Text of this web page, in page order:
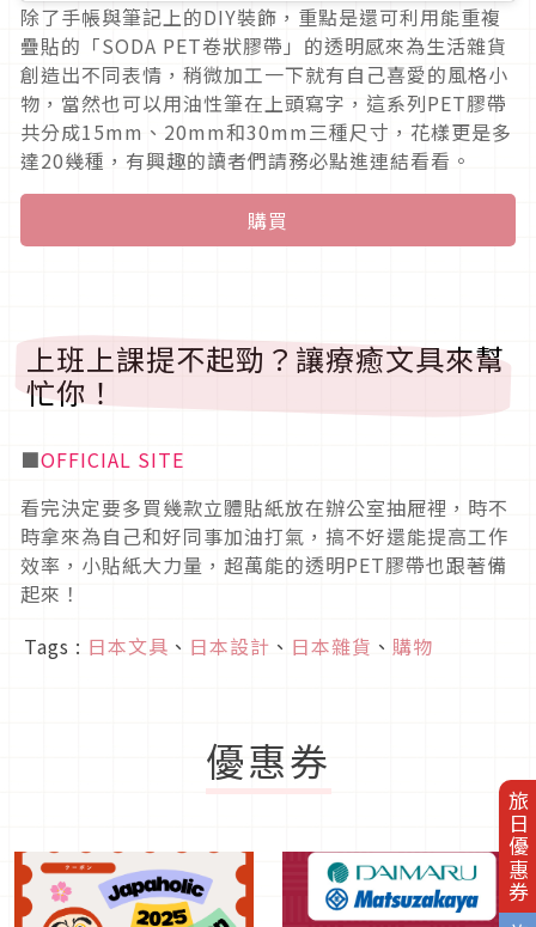
旅日優惠券
除了手帳與筆記上的DIY裝飾，重點是還可利用能重複
疊貼的「SODA PET卷狀膠帶」的透明感來為生活雜貨
創造出不同表情，稍微加工一下就有自己喜愛的風格小
物，當然也可以用油性筆在上頭寫字，這系列PET膠帶
共分成15mm、20mm和30mm三種尺寸，花樣更是多
達20幾種，有興趣的讀者們請務必點進連結看看。
購買
上班上課提不起勁？讓療癒文具來幫
忙你！
■OFFICIAL SITE
看完決定要多買幾款立體貼紙放在辦公室抽屜裡，時不
時拿來為自己和好同事加油打氣，搞不好還能提高工作
效率，小貼紙大力量，超萬能的透明PET膠帶也跟著備
起來！
Tags : 日本文具 、 日本設計 、 日本雜貨 、 購物
優惠券